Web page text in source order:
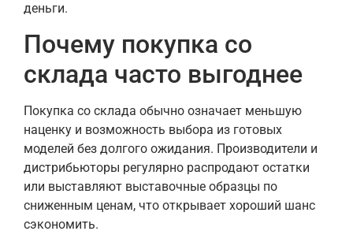
деньги.
Почему покупка со
склада часто выгоднее
Покупка со склада обычно означает меньшую
наценку и возможность выбора из готовых
моделей без долгого ожидания. Производители и
дистрибьюторы регулярно распродают остатки
или выставляют выставочные образцы по
сниженным ценам, что открывает хороший шанс
сэкономить.